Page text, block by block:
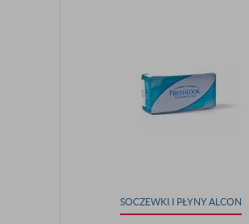
SOCZEWKI I PŁYNY ALCON